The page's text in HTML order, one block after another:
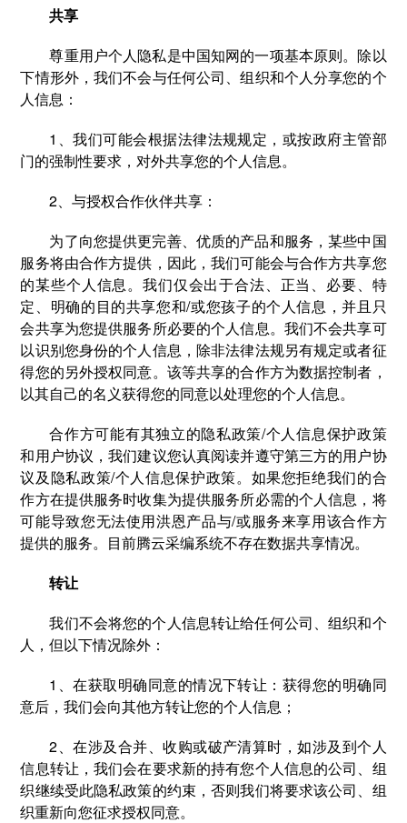
共享
尊重用户个人隐私是中国知网的一项基本原则。除以
下情形外，我们不会与任何公司、组织和个人分享您的个
人信息：
1、我们可能会根据法律法规规定，或按政府主管部
门的强制性要求，对外共享您的个人信息。
2、与授权合作伙伴共享：
为了向您提供更完善、优质的产品和服务，某些中国
服务将由合作方提供，因此，我们可能会与合作方共享您
的某些个人信息。我们仅会出于合法、正当、必要、特
定、明确的目的共享您和/或您孩子的个人信息，并且只
会共享为您提供服务所必要的个人信息。我们不会共享可
以识别您身份的个人信息，除非法律法规另有规定或者征
得您的另外授权同意。该等共享的合作方为数据控制者，
以其自己的名义获得您的同意以处理您的个人信息。
合作方可能有其独立的隐私政策/个人信息保护政策
和用户协议，我们建议您认真阅读并遵守第三方的用户协
议及隐私政策/个人信息保护政策。如果您拒绝我们的合
作方在提供服务时收集为提供服务所必需的个人信息，将
可能导致您无法使用洪恩产品与/或服务来享用该合作方
提供的服务。目前腾云采编系统不存在数据共享情况。
转让
我们不会将您的个人信息转让给任何公司、组织和个
人，但以下情况除外：
1、在获取明确同意的情况下转让：获得您的明确同
意后，我们会向其他方转让您的个人信息；
2、在涉及合并、收购或破产清算时，如涉及到个人
信息转让，我们会在要求新的持有您个人信息的公司、组
织继续受此隐私政策的约束，否则我们将要求该公司、组
织重新向您征求授权同意。